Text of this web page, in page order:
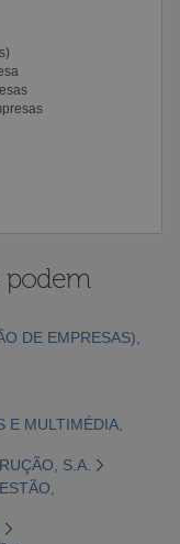
podem
DE EMPRESAS),
E MULTIMÉDIA,
S.A.